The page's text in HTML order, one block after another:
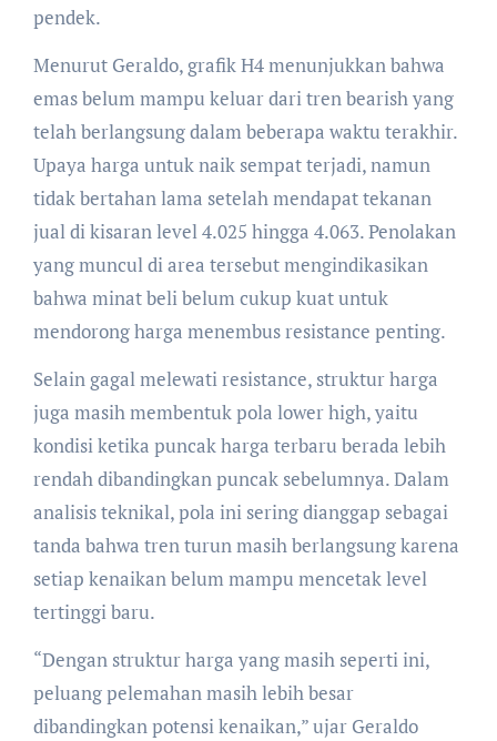
pendek.
Menurut Geraldo, grafik H4 menunjukkan bahwa
emas belum mampu keluar dari tren bearish yang
telah berlangsung dalam beberapa waktu terakhir.
Upaya harga untuk naik sempat terjadi, namun
tidak bertahan lama setelah mendapat tekanan
jual di kisaran level 4.025 hingga 4.063. Penolakan
yang muncul di area tersebut mengindikasikan
bahwa minat beli belum cukup kuat untuk
mendorong harga menembus resistance penting.
Selain gagal melewati resistance, struktur harga
juga masih membentuk pola lower high, yaitu
kondisi ketika puncak harga terbaru berada lebih
rendah dibandingkan puncak sebelumnya. Dalam
analisis teknikal, pola ini sering dianggap sebagai
tanda bahwa tren turun masih berlangsung karena
setiap kenaikan belum mampu mencetak level
tertinggi baru.
“Dengan struktur harga yang masih seperti ini,
peluang pelemahan masih lebih besar
dibandingkan potensi kenaikan,” ujar Geraldo